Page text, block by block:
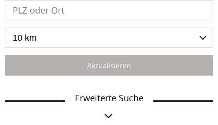
10 km
Aktualisieren
Erweiterte Suche